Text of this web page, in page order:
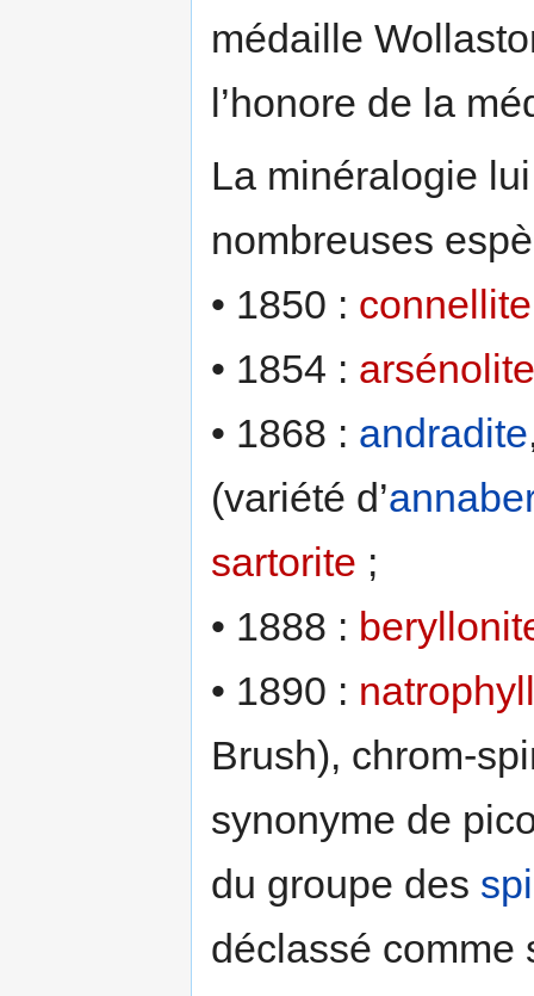
médaille
l’honore de la
La minéralogie
nombreuses
• 1850 : connellite
• 1854 : arsénolite
• 1868 : andradite
(variété d’
sartorite ;
• 1888 :
• 1890 :
Brush), chrom-
synonyme de
du groupe des
déclassé